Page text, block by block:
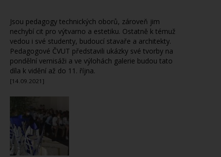
Jsou pedagogy technických oborů, zároveň jim
nechybí cit pro výtvarno a estetiku. Ostatně k témuž
vedou i své studenty, budoucí stavaře a architekty.
Pedagogové ČVUT představili ukázky své tvorby na
pondělní vernisáži a ve výlohách galerie budou tato
díla k vidění až do 11. října.
[14.09.2021]